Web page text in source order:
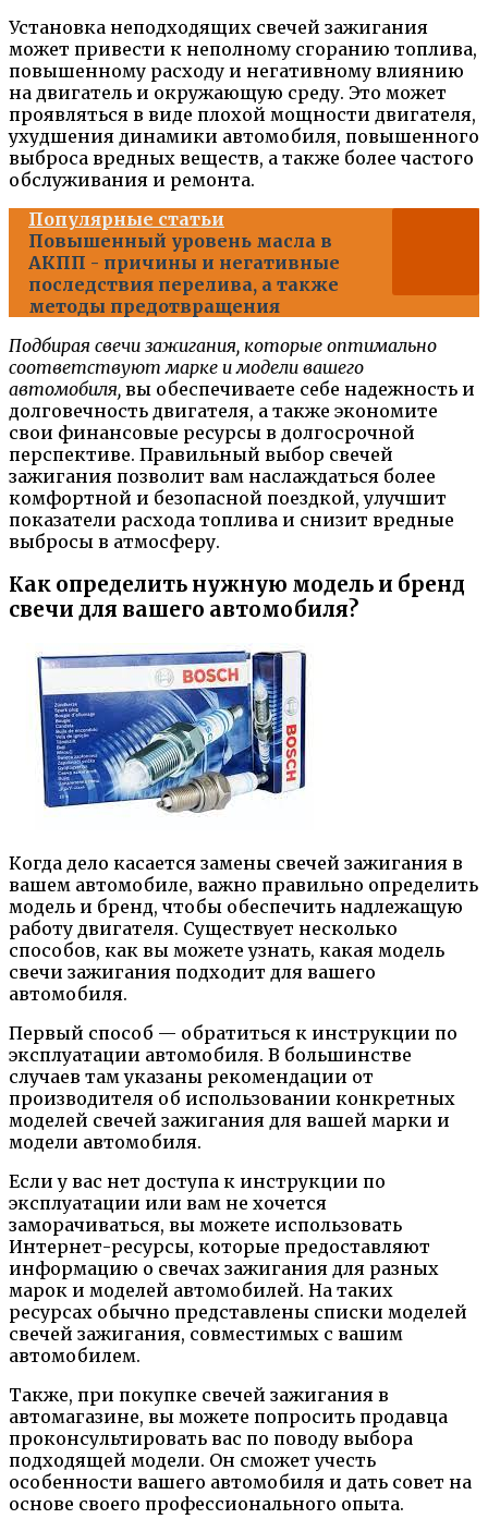
Установка неподходящих свечей зажигания
может привести к неполному сгоранию топлива,
повышенному расходу и негативному влиянию
на двигатель и окружающую среду. Это может
проявляться в виде плохой мощности двигателя,
ухудшения динамики автомобиля, повышенного
выброса вредных веществ, а также более частого
обслуживания и ремонта.
Популярные статьи
Повышенный уровень масла в
АКПП - причины и негативные
последствия перелива, а также
методы предотвращения
Подбирая свечи зажигания, которые оптимально
соответствуют марке и модели вашего
автомобиля, вы обеспечиваете себе надежность и
долговечность двигателя, а также экономите
свои финансовые ресурсы в долгосрочной
перспективе. Правильный выбор свечей
зажигания позволит вам наслаждаться более
комфортной и безопасной поездкой, улучшит
показатели расхода топлива и снизит вредные
выбросы в атмосферу.
Как определить нужную модель и бренд
свечи для вашего автомобиля?
Когда дело касается замены свечей зажигания в
вашем автомобиле, важно правильно определить
модель и бренд, чтобы обеспечить надлежащую
работу двигателя. Существует несколько
способов, как вы можете узнать, какая модель
свечи зажигания подходит для вашего
автомобиля.
Первый способ — обратиться к инструкции по
эксплуатации автомобиля. В большинстве
случаев там указаны рекомендации от
производителя об использовании конкретных
моделей свечей зажигания для вашей марки и
модели автомобиля.
Если у вас нет доступа к инструкции по
эксплуатации или вам не хочется
заморачиваться, вы можете использовать
Интернет-ресурсы, которые предоставляют
информацию о свечах зажигания для разных
марок и моделей автомобилей. На таких
ресурсах обычно представлены списки моделей
свечей зажигания, совместимых с вашим
автомобилем.
Также, при покупке свечей зажигания в
автомагазине, вы можете попросить продавца
проконсультировать вас по поводу выбора
подходящей модели. Он сможет учесть
особенности вашего автомобиля и дать совет на
основе своего профессионального опыта.